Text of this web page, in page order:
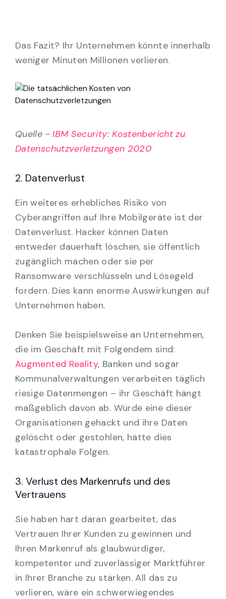
Das Fazit? Ihr Unternehmen könnte innerhalb
weniger Minuten Millionen verlieren.
Quelle -IBM Security: Kostenbericht zu
Datenschutzverletzungen 2020
2. Datenverlust
Ein weiteres erhebliches Risiko von
Cyberangriffen auf Ihre Mobilgeräte ist der
Datenverlust. Hacker können Daten
entweder dauerhaft löschen, sie öffentlich
zugänglich machen oder sie per
Ransomware verschlüsseln und Lösegeld
fordern. Dies kann enorme Auswirkungen auf
Unternehmen haben.
Denken Sie beispielsweise an Unternehmen,
die im Geschäft mit Folgendem sind:
Augmented Reality, Banken und sogar
Kommunalverwaltungen verarbeiten täglich
riesige Datenmengen – ihr Geschäft hängt
maßgeblich davon ab. Würde eine dieser
Organisationen gehackt und ihre Daten
gelöscht oder gestohlen, hätte dies
katastrophale Folgen.
3. Verlust des Markenrufs und des
Vertrauens
Sie haben hart daran gearbeitet, das
Vertrauen Ihrer Kunden zu gewinnen und
Ihren Markenruf als glaubwürdiger,
kompetenter und zuverlässiger Marktführer
in Ihrer Branche zu stärken. All das zu
verlieren, wäre ein schwerwiegendes